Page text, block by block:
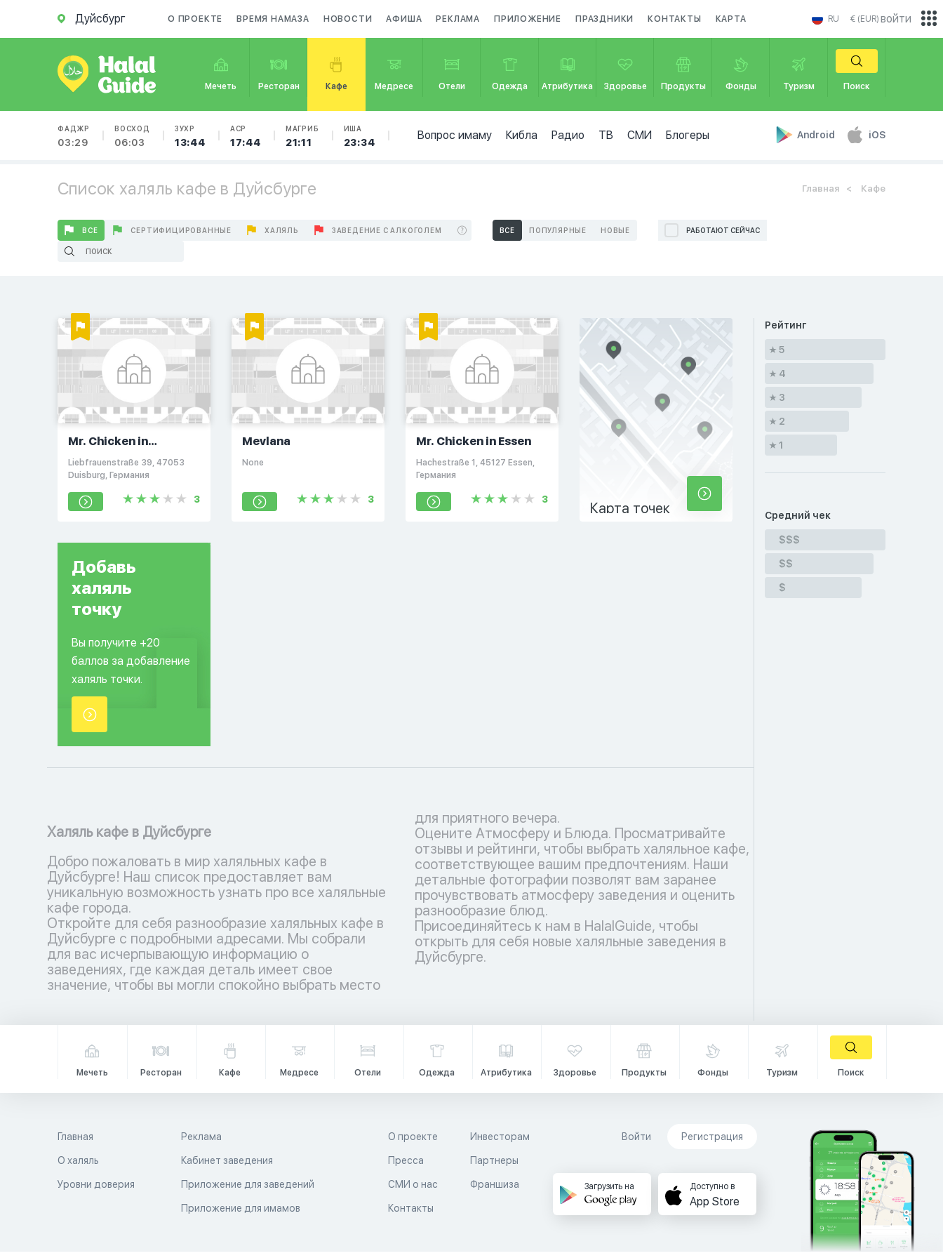
Дуйсбург О ПРОЕКТЕ ВРЕМЯ НАМАЗА НОВОСТИ АФИША РЕКЛАМА ПРИЛОЖЕНИЕ ПРАЗДНИКИ КОНТАКТЫ КАРТА RU € (EUR)
Мечеть Ресторан Кафе Медресе Отели Одежда Атрибутика Здоровье Продукты Фонды Туризм Поиск
ФАДЖР
03:29
ВОСХОД
06:03
ЗУХР
13:44
АСР
17:44
МАГРИБ
21:11
ИША
23:34
Вопрос имаму Кибла Радио ТВ СМИ Блогеры Android iOS
войти
Список халяль кафе в Дуйсбурге Главная Кафе
ВСЕ СЕРТИФИЦИРОВАННЫЕ ХАЛЯЛЬ ЗАВЕДЕНИЕ С АЛКОГОЛЕМ ВСЕ ПОПУЛЯРНЫЕ НОВЫЕ РАБОТАЮТ СЕЙЧАС
Mr. Chicken in
Duisburg
Liebfrauenstraße 39, 47053
Duisburg, Германия
3
Mevlana
None
3
Mr. Chicken in Essen
Hachestraße 1, 45127 Essen,
Германия
3
Карта точек
Добавь
халяль
точку
Вы получите +20
баллов за добавление
халяль точки.
Халяль кафе в Дуйсбурге
Добро пожаловать в мир халяльных кафе в
Дуйсбурге! Наш список предоставляет вам
уникальную возможность узнать про все халяльные
кафе города.
Откройте для себя разнообразие халяльных кафе в
Дуйсбурге с подробными адресами. Мы собрали
для вас исчерпывающую информацию о
заведениях, где каждая деталь имеет свое
значение, чтобы вы могли спокойно выбрать место
для приятного вечера.
Оцените Атмосферу и Блюда. Просматривайте
отзывы и рейтинги, чтобы выбрать халяльное кафе,
соответствующее вашим предпочтениям. Наши
детальные фотографии позволят вам заранее
прочувствовать атмосферу заведения и оценить
разнообразие блюд.
Присоединяйтесь к нам в HalalGuide, чтобы
открыть для себя новые халяльные заведения в
Дуйсбурге.
Рейтинг
5
4
3
2
1
Средний чек
$$$
$$
$
Мечеть Ресторан Кафе Медресе Отели Одежда Атрибутика Здоровье Продукты Фонды Туризм Поиск
Главная
О халяль
Уровни доверия
Реклама
Кабинет заведения
Приложение для заведений
Приложение для имамов
О проекте
Пресса
СМИ о нас
Контакты
Инвесторам
Партнеры
Франшиза
Войти Регистрация
Загрузить на Доступно в
App Store